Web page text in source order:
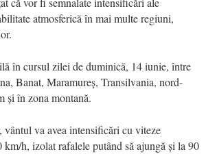
atmosferică în mai multe regiuni,
în cursul zilei de duminică, 14 iunie, între
Banat, Maramureș, Transilvania, nord-
și în zona montană.
va avea intensificări cu viteze
h, izolat rafalele putând să ajungă și la 90